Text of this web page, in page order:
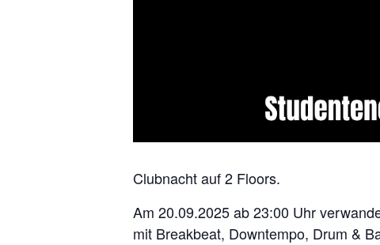
Clubnacht auf 2 Floors.
Am 20.09.2025 ab 23:00 Uhr
mit Breakbeat, Downtempo, Drum &